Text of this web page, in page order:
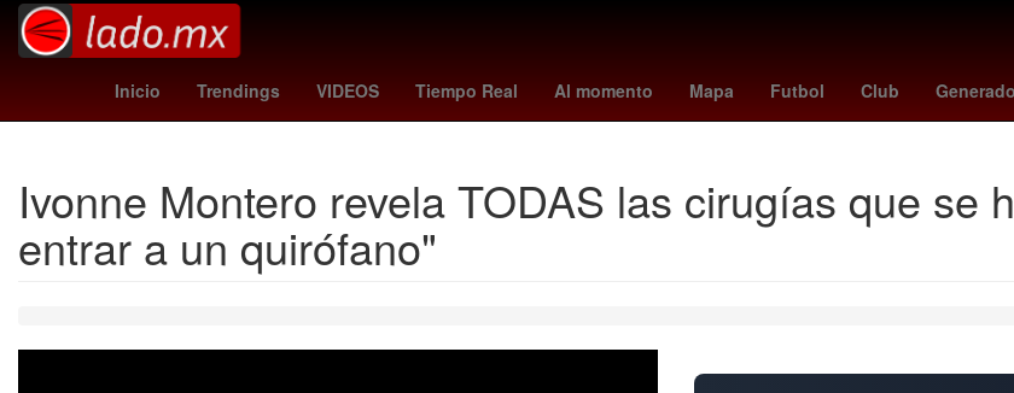
Inicio Trendings VIDEOS Tiempo Real Al momento Mapa Futbol Club
tribunal de disciplina judicial david vazquez rania de jordania francia vs marruecos 2022 agencia estatal de meteorología
Ivonne Montero revela TODAS las cirugías que se
entrar a un quirófano"